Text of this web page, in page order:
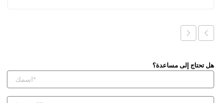
هل تحتاج إلى مساعدة؟